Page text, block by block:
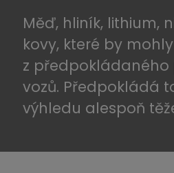
Měď, hliník, lithium,
kovy, které by
z
vozů. Předpokládá
výhledu alespoň